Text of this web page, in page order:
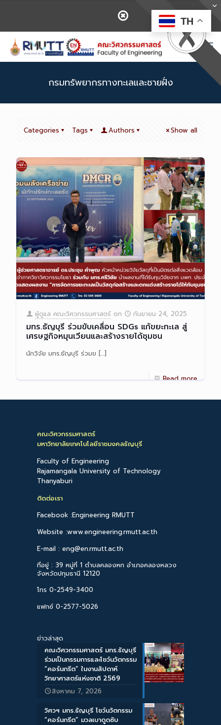
กรมทรัพยากรทางทะเลและชายฝั่ง
Categories Tags Authors Show all
ผู้ดูแล คณะวิศวกรรมศาสตร์ on กันยายน 24, 2025
มทร.ธัญบุรี ร่วมขับเคลื่อน SDGs แก้ขยะทะเล สู่
เศรษฐกิจหมุนเวียนและสร้างรายได้ชุมชน
นักวิจัย มทร.ธัญบุรี ร่วมข […]
Read more
คณะวิศวกรรมศาสตร์
มหาวิทยาลัยเทคโนโลยีราชมงคลธัญบุรี
Faculty of Engineering
Rajamangala University of Technology
Thanyaburi
ติดต่อเรา
Facebook :Engineering RMUTT
Website :www.engineering.rmutt.ac.th
E-mail : eng@en.rmutt.ac.th
ที่อยู่ : 39 หมู่ที่ 1 ตำบลคลองหก อำเภอคลองหลวง
จังหวัดปทุมธานี 12120
โทร 0-2549-3400
แฟกซ์ 0-2577-5026
ข่าวล่าสุด
คณะวิศวกรรมศาสตร์ มทร.ธัญบุรี
ร่วมเป็นกรรมการและโชว์นวัตกรรม
“คอร์นกรีต” ในงานสัปดาห์
วิทยาศาสตร์แห่งชาติ 2569
สิงหาคม 7, 2026
วิศวฯ มทร.ธัญบุรี โชว์นวัตกรรม
“คอร์นกรีต” มวลเบาดูดซับ
TH